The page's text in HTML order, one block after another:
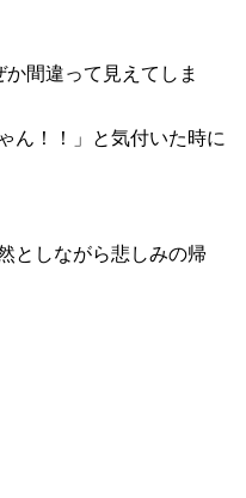
間違って見えてしま
ん！！」と気付いた時に
としながら悲しみの帰